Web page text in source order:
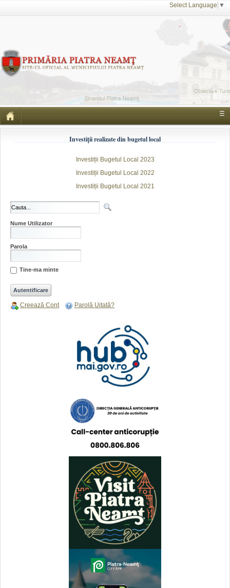
Select Language ▼
☰
Investiții realizate din bugetul local
Investiții Bugetul Local 2023
Investiții Bugetul Local 2022
Investiții Bugetul Local 2021
Nume Utilizator
Parola
Tine-ma minte
Creează Cont Parolă Uitată?